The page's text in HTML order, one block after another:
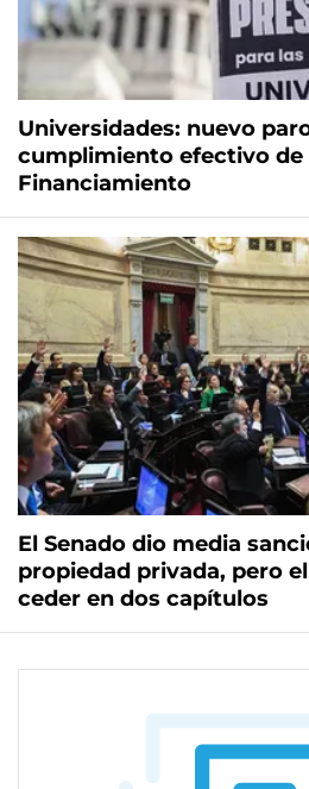
Universidades: nuevo
cumplimiento efectivo de
Financiamiento
El Senado dio media
propiedad privada, pero
ceder en dos capítulos